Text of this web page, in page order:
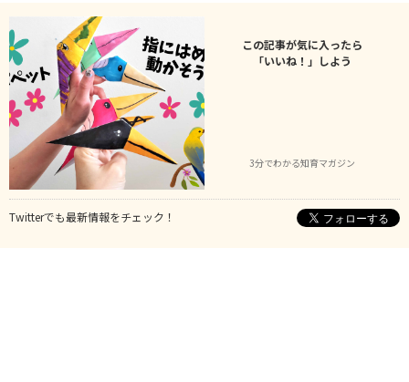
この記事が気に入ったら
「いいね！」しよう
3分でわかる知育マガジン
Twitterでも最新情報をチェック！